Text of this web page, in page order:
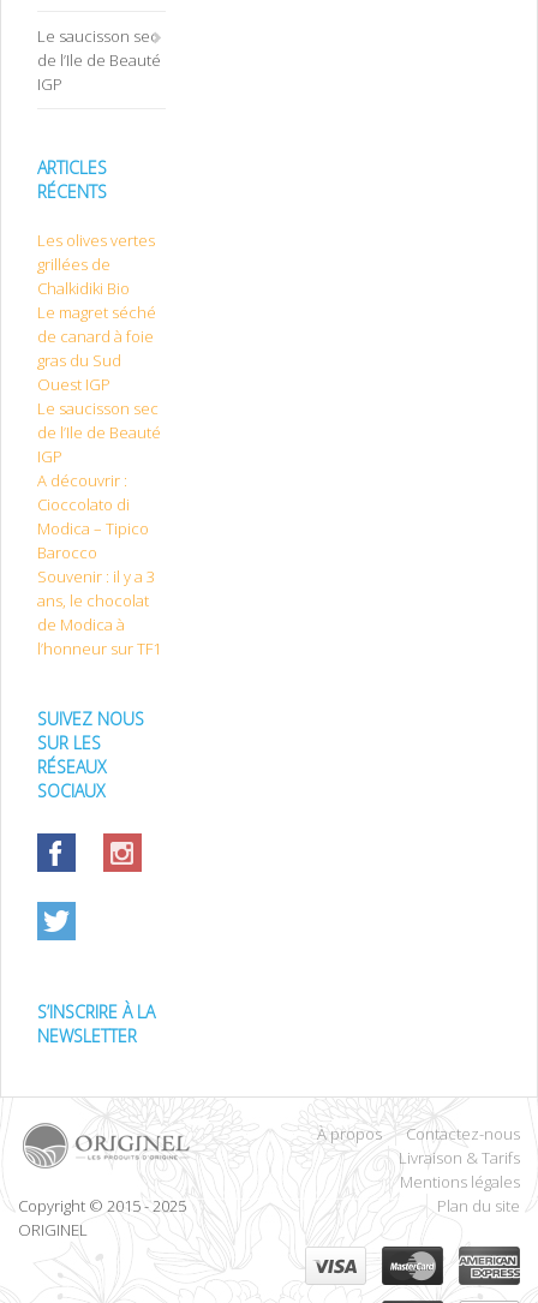
Le saucisson sec
de l’Ile de Beauté
IGP
ARTICLES
RÉCENTS
Les olives vertes
grillées de
Chalkidiki Bio
Le magret séché
de canard à foie
gras du Sud
Ouest IGP
Le saucisson sec
de l’Ile de Beauté
IGP
A découvrir :
Cioccolato di
Modica – Tipico
Barocco
Souvenir : il y a 3
ans, le chocolat
de Modica à
l’honneur sur TF1
SUIVEZ NOUS
SUR LES
RÉSEAUX
SOCIAUX
S’INSCRIRE À LA
NEWSLETTER
Copyright © 2015 - 2025
ORIGINEL
À propos
Contactez-nous
Livraison & Tarifs
Mentions légales
Plan du site